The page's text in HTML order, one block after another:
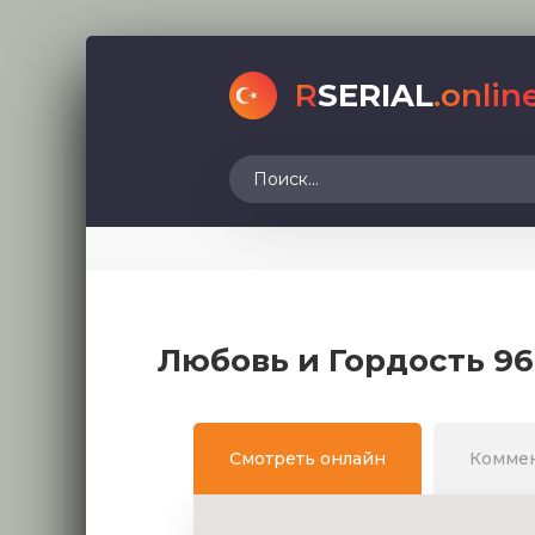
RSERIAL
Любовь и Гордость
Смотреть онлайн